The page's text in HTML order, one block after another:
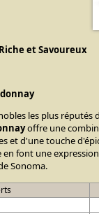
et Savoureux
les plus réputés
offre une
et d'une touche
en font une
Sonoma.